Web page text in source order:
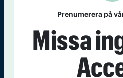
Kontakt Om Tidningen
Läs tidigare
Prenumerera på
Missa